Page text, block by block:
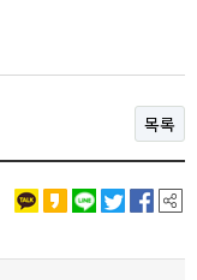
목록